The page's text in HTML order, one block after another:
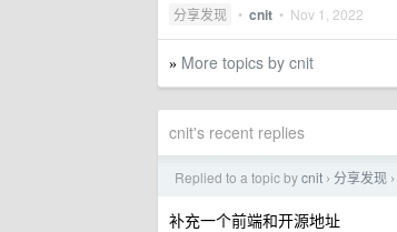
分享发现 • cnit • Nov 1, 2022
» More topics by cnit
cnit's recent replies
Replied to a topic bycnit › 分享发现 ›
补充一个前端和开源地址